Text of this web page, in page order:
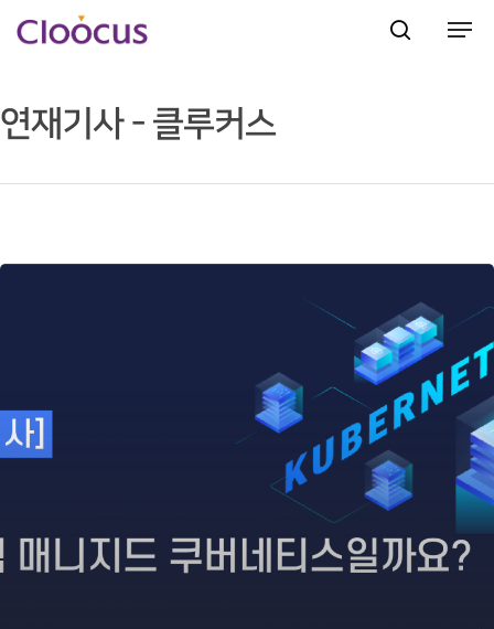
Hit enter to search or ESC to close
연재기사 - 클루커스